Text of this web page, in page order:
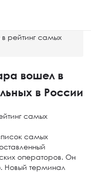
рейтинг самых
вошел в
в России
самых
операторов. Он
Новый терминал